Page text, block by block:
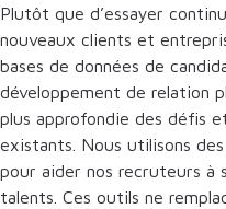
Plutôt que d’essayer
nouveaux clients et
bases de données de
développement de relation
plus approfondie des défis
existants. Nous utilisons
pour aider nos recruteurs à
talents. Ces outils ne